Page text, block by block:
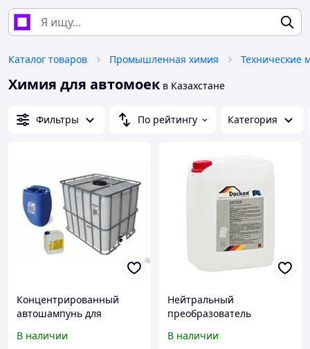
Каталог товаров Промышленная химия
Химия для автомоек в Казахстане
Фильтры По рейтингу Категория
Концентрированный
автошампунь для
Неолайт-28
В наличии
Нейтральный
преобразователь
10 кг
В наличии